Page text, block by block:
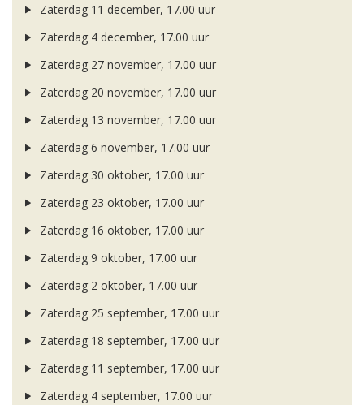
Zaterdag 11 december, 17.00 uur
Zaterdag 4 december, 17.00 uur
Zaterdag 27 november, 17.00 uur
Zaterdag 20 november, 17.00 uur
Zaterdag 13 november, 17.00 uur
Zaterdag 6 november, 17.00 uur
Zaterdag 30 oktober, 17.00 uur
Zaterdag 23 oktober, 17.00 uur
Zaterdag 16 oktober, 17.00 uur
Zaterdag 9 oktober, 17.00 uur
Zaterdag 2 oktober, 17.00 uur
Zaterdag 25 september, 17.00 uur
Zaterdag 18 september, 17.00 uur
Zaterdag 11 september, 17.00 uur
Zaterdag 4 september, 17.00 uur